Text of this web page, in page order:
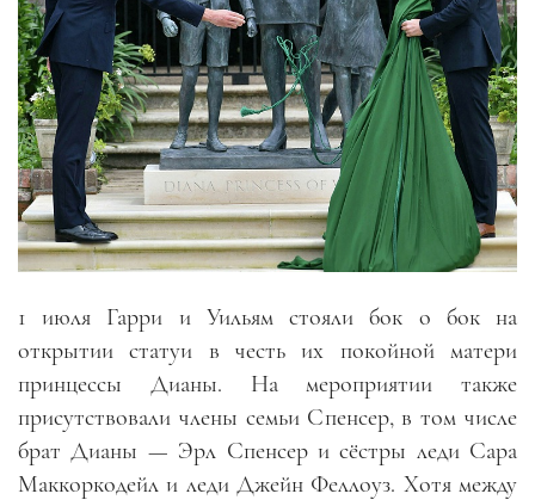
1 июля Гарри и Уильям стояли бок о бок на
открытии статуи в честь их покойной матери
принцессы Дианы. На мероприятии также
присутствовали члены семьи Спенсер, в том числе
брат Дианы — Эрл Спенсер и сёстры леди Сара
Маккоркодейл и леди Джейн Феллоуз. Хотя между